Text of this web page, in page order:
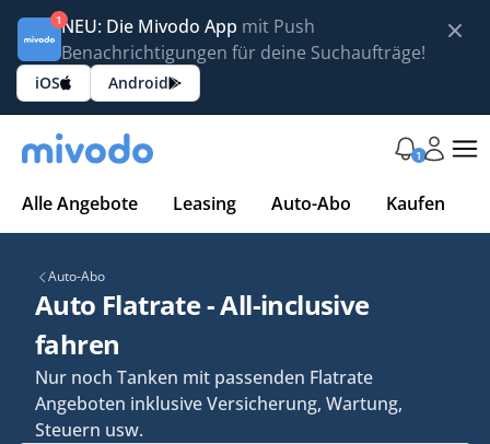
1NEU: Die Mivodo App mit Push
Benachrichtigungen für deine Suchaufträge!
iOS Android
1
Alle Angebote Leasing Auto-Abo Kaufen
Auto-Abo
Auto Flatrate - All-inclusive
fahren
Nur noch Tanken mit passenden Flatrate
Angeboten inklusive Versicherung, Wartung,
Steuern usw.